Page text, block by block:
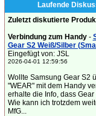
Laufende
Zuletzt diskutierte
Verbindung zum Handy-
Gear S2 Weiß/Silber
Eingefügt von: JSL
2026-04-01 12:59:56
Wollte Samsung Gear S2
"WEAR" mit dem Handy
erhalte die Info, dass Gear
Wie kann ich trotzdem
MfG...